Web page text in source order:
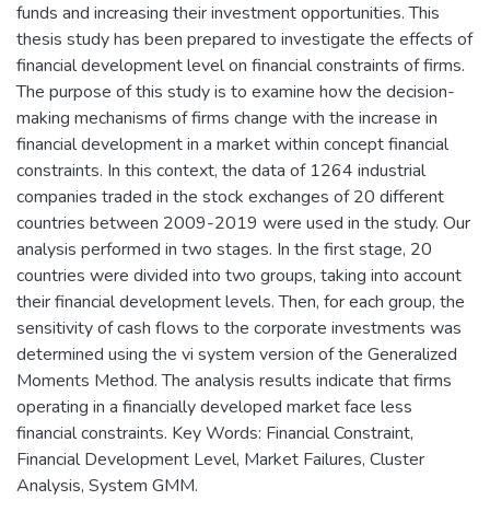
funds and increasing their investment opportunities. This
thesis study has been prepared to investigate the effects of
financial development level on financial constraints of firms.
The purpose of this study is to examine how the decision-
making mechanisms of firms change with the increase in
financial development in a market within concept financial
constraints. In this context, the data of 1264 industrial
companies traded in the stock exchanges of 20 different
countries between 2009-2019 were used in the study. Our
analysis performed in two stages. In the first stage, 20
countries were divided into two groups, taking into account
their financial development levels. Then, for each group, the
sensitivity of cash flows to the corporate investments was
determined using the vi system version of the Generalized
Moments Method. The analysis results indicate that firms
operating in a financially developed market face less
financial constraints. Key Words: Financial Constraint,
Financial Development Level, Market Failures, Cluster
Analysis, System GMM.